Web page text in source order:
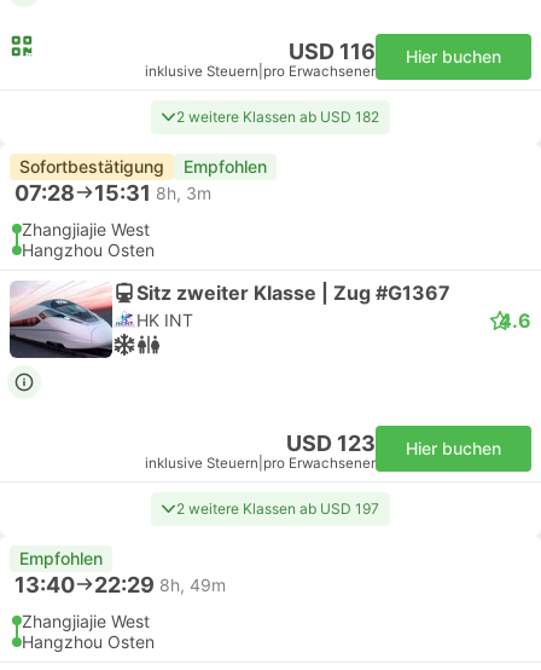
USD 116
inklusive Steuern pro Erwachsener
Hier buchen
2 weitere Klassen ab USD 182
Sofortbestätigung Empfohlen
07:28 15:31 8h, 3m
Zhangjiajie West
Hangzhou Osten
Sitz zweiter Klasse | Zug #G1367
HK INT 4.6
USD 123
inklusive Steuern pro Erwachsener
Hier buchen
2 weitere Klassen ab USD 197
Empfohlen
13:40 22:29 8h, 49m
Zhangjiajie West
Hangzhou Osten